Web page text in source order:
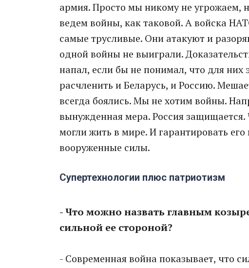
армия. Просто мы никому не угрожаем,
ведем войны, как таковой. А войска
самые трусливые. Они атакуют и
одной войны не выиграли.
напал, если бы не понимал, что для них
расчленить и Беларусь, и Россию.
всегда боялись. Мы не хотим войны.
вынужденная мера. Россия
могли жить в мире. И гарантировать
вооруженные силы.
Супертехнологии плюс патриотизм
- Что можно назвать главным
сильной ее стороной?
- Современная война показывает, что